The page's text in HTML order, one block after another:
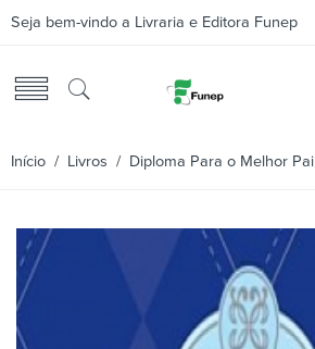
Seja bem-vindo a Livraria e Editora Funep
Início / Livros / Diploma Para o Melhor Pai